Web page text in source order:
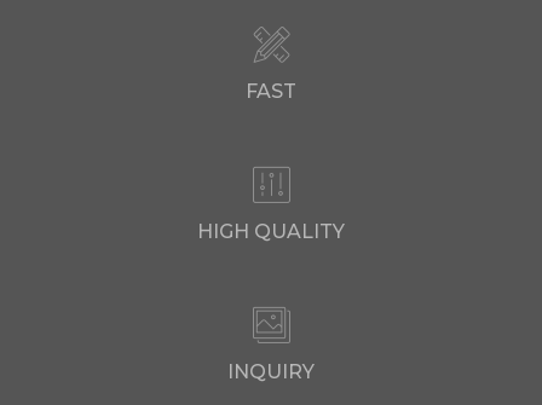
FAST
HIGH QUALITY
INQUIRY